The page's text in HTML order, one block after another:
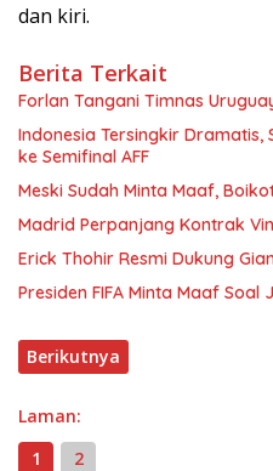
dan kiri.
Berita Terkait
Forlan Tangani Timnas
Indonesia Tersingkir Dramatis,
ke Semifinal AFF
Meski Sudah Minta Maaf,
Madrid Perpanjang Kontrak
Erick Thohir Resmi Dukung
Presiden FIFA Minta Maaf
Berikutnya
Laman:
1
2